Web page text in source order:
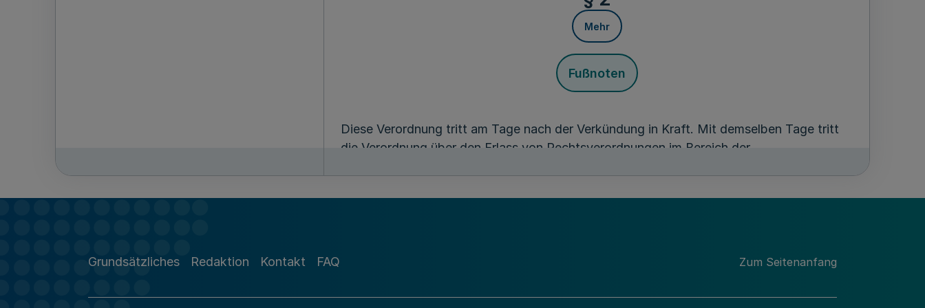
Mehr
Fußnoten
Diese Verordnung tritt am Tage nach der Verkündung in Kraft. Mit demselben Tage tritt
die Verordnung über den Erlass von Rechtsverordnungen im Bereich der
Die Landesregierung
Grundsätzliches Redaktion Kontakt FAQ Zum Seitenanfang